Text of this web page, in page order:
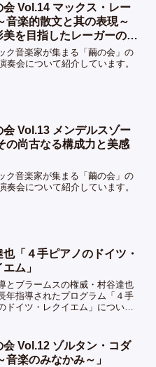
会 Vol.14 マックス・レー
音楽的散文と其の表現～
美を目指したレーガーの叙
」
ク音楽家が集まる「繭の会」の
奏会について紹介しています。
会 Vol.13 メンデルスゾー
の尚古なる構成力と美感
ク音楽家が集まる「繭の会」の
奏会について紹介しています。
也「４手ピアノのドイツ・
ム」
とブラームスの権威・村谷達也
年指導されたプログラム「４手
ドイツ・レクイエム」について
会 Vol.12 ゾルタン・コダ
音楽のみなかみ～」